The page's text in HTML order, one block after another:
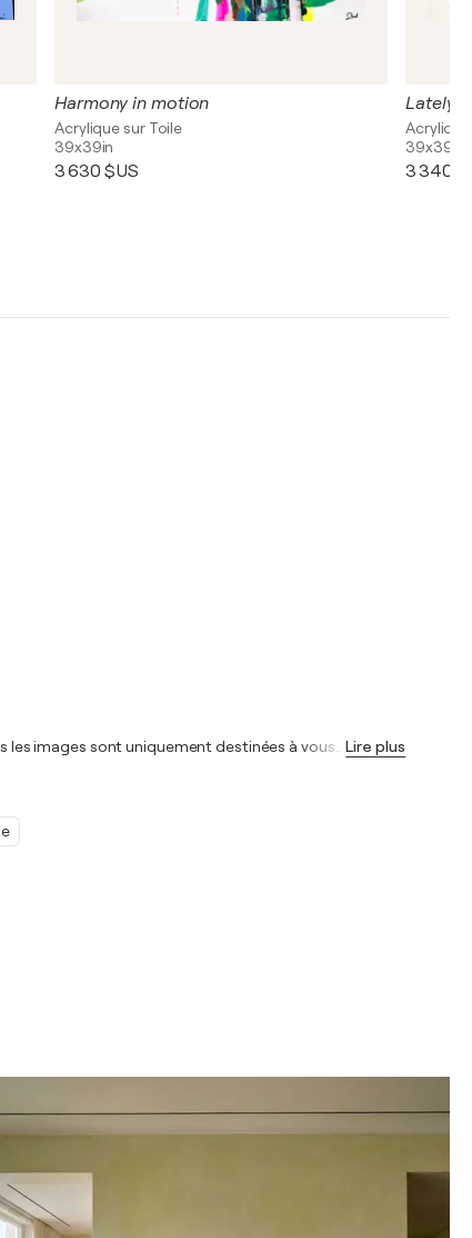
Harmony in motion
Acrylique sur Toile
39x39in
3 630 $US
Lately
39x39in
3 340
images sont uniquement destinées à vous Lire plus